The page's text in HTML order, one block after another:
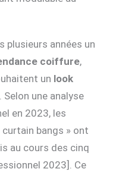
plusieurs années un
coiffure,
un look
une analyse
en 2023, les
curtain bangs » ont
au cours des cinq
2023]. Ce